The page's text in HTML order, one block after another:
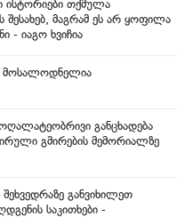
ისტორიები თქმულა
შესახებ, მაგრამ ეს არ ყოფილა
- იაგო ხვიჩია
მოსალოდნელია
განცხადება
გმირების მემორიალზე
განვიხილეთ
საკითხები -